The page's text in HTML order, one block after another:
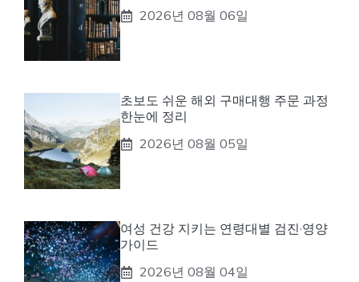
2026년 08월 06일
초보도 쉬운 해외 구매대행 주문 과정
한눈에 정리
2026년 08월 05일
여성 건강 지키는 연령대별 검진·영양
가이드
2026년 08월 04일